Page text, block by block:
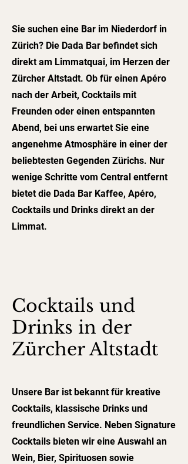
Sie suchen eine Bar im Niederdorf in
Zürich? Die Dada Bar befindet sich
direkt am Limmatquai, im Herzen der
Zürcher Altstadt. Ob für einen Apéro
nach der Arbeit, Cocktails mit
Freunden oder einen entspannten
Abend, bei uns erwartet Sie eine
angenehme Atmosphäre in einer der
beliebtesten Gegenden Zürichs. Nur
wenige Schritte vom Central entfernt
bietet die Dada Bar Kaffee, Apéro,
Cocktails und Drinks direkt an der
Limmat.
Cocktails und
Drinks in der
Zürcher Altstadt
Unsere Bar ist bekannt für kreative
Cocktails, klassische Drinks und
freundlichen Service. Neben Signature
Cocktails bieten wir eine Auswahl an
Wein, Bier, Spirituosen sowie